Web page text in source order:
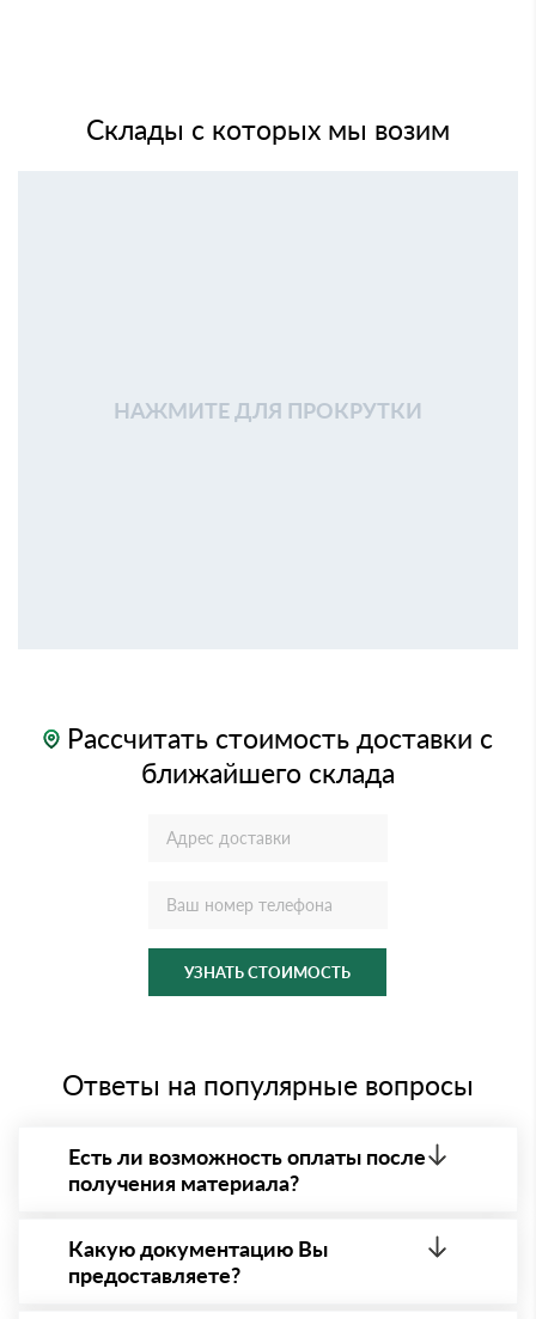
Склады с которых мы возим
НАЖМИТЕ ДЛЯ ПРОКРУТКИ
Рассчитать стоимость доставки с
ближайшего склада
УЗНАТЬ СТОИМОСТЬ
Ответы на популярные вопросы
Есть ли возможность оплаты после
получения материала?
- оплата по факту получения товара. При этом,
если доставленный товар был ненадлежащего
качества, то Вы вправе от него отказаться.
Какую документацию Вы
предоставляете?